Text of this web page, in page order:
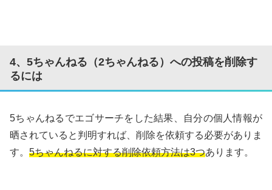
4、5ちゃんねる（2ちゃんねる）への投稿を削除す
るには
5ちゃんねるでエゴサーチをした結果、自分の個人情報が
晒されていると判明すれば、削除を依頼する必要がありま
す。 5ちゃんねるに対する削除依頼方法は3つあります。